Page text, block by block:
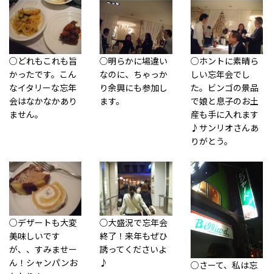
○どれもこれも旨
かったです。こん
なイタリーな忘年
会はなかなかあり
ません。
○明らかに場違い
なのに、ちゃっか
り余興にも参加し
ます。
○ホントに素晴ら
しい忘年会でし
た。ビンゴの景品
で娘と息子のお土
産も手に入れます
♪サンリオさんあ
りがとう。
○デザートも大変
美味しいです
が、、すみませー
ん！シャンパンお
○大盛況で忘年会
終了！来年もぜひ
誘ってくださいよ
♪
○さーて、私は忘